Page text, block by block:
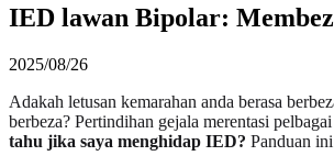
IED lawan Bipolar:
2025/08/26
Adakah letusan kemarahan anda berasa
berbeza? Pertindihan gejala merentasi
tahu jika saya menghidap IED? Panduan